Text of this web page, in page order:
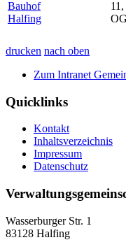
Bauhof
Halfing
OG
drucken nach oben
Zum Intranet
Quicklinks
Kontakt
Inhaltsverzeichnis
Impressum
Datenschutz
Wasserburger Str. 1
83128 Halfing